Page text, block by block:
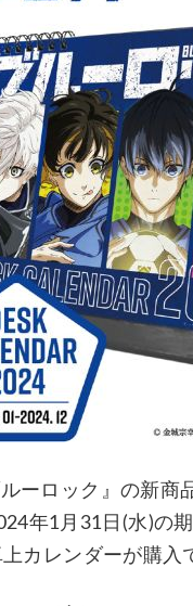
ーロック』の新商
年1月31日(水)の
カレンダーが購入